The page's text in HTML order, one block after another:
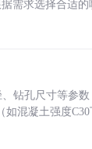
需求选择合适的
钻孔尺寸等参
混凝土强度